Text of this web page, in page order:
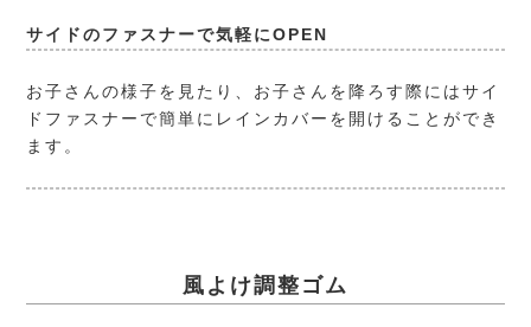
サイドのファスナーで気軽にOPEN
お子さんの様子を見たり、お子さんを降ろす際にはサイ
ドファスナーで簡単にレインカバーを開けることができ
ます。
風よけ調整ゴム